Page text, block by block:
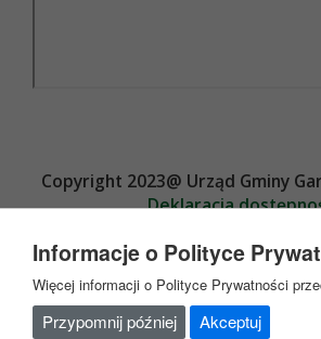
Copyright 2023@ Urząd Gminy
Deklaracja
Informacje o Polityce
Więcej informacji o Polityce Prywatności
Przypomnij później Akceptuj